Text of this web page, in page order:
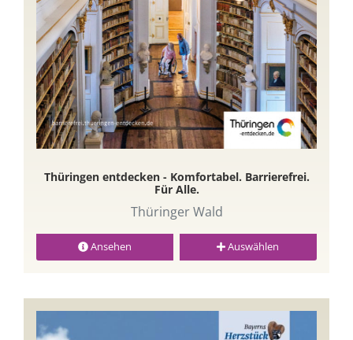
Thüringen entdecken - Komfortabel. Barrierefrei.
Für Alle.
Thüringer Wald
Ansehen Auswählen